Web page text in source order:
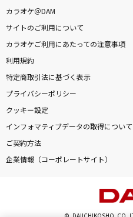
カラオケ＠DAM
サイトのご利用について
カラオケご利用にあたっての注意事項
利用規約
特定商取引法に基づく表示
プライバシーポリシー
クッキー設定
インフォマティブデータの取得について
ご契約方法
企業情報（コーポレートサイト）
© DAIICHIKOSHO